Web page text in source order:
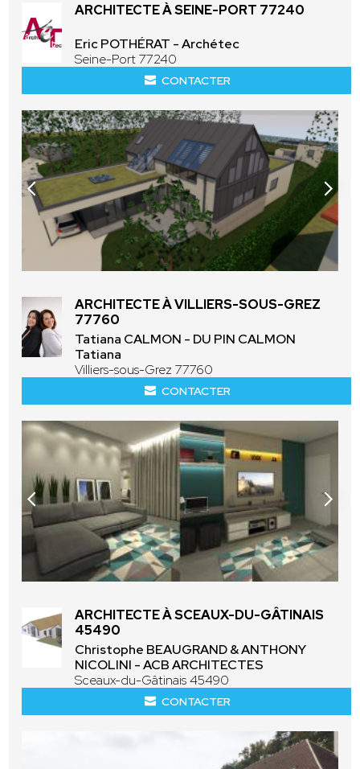
ARCHITECTE À SEINE-PORT 77240
Eric POTHÉRAT - Archétec
Seine-Port 77240
CONTACTER
ARCHITECTE À VILLIERS-SOUS-GREZ
77760
Tatiana CALMON - DU PIN CALMON
Tatiana
Villiers-sous-Grez 77760
CONTACTER
ARCHITECTE À SCEAUX-DU-GÂTINAIS
45490
Christophe BEAUGRAND & ANTHONY
NICOLINI - ACB ARCHITECTES
Sceaux-du-Gâtinais 45490
CONTACTER